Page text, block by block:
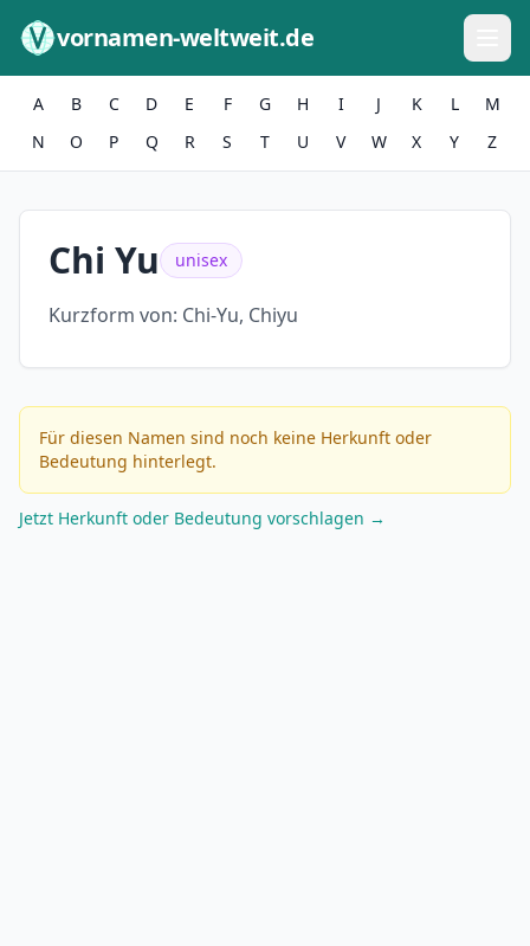
vornamen-weltweit.de
A B C D E F G H I J K L
M
N
O P Q R S T U V W X Y Z
Chi Yu unisex
Kurzform von: Chi-Yu, Chiyu
Für diesen Namen sind noch keine Herkunft oder
Bedeutung hinterlegt.
Jetzt Herkunft oder Bedeutung vorschlagen →